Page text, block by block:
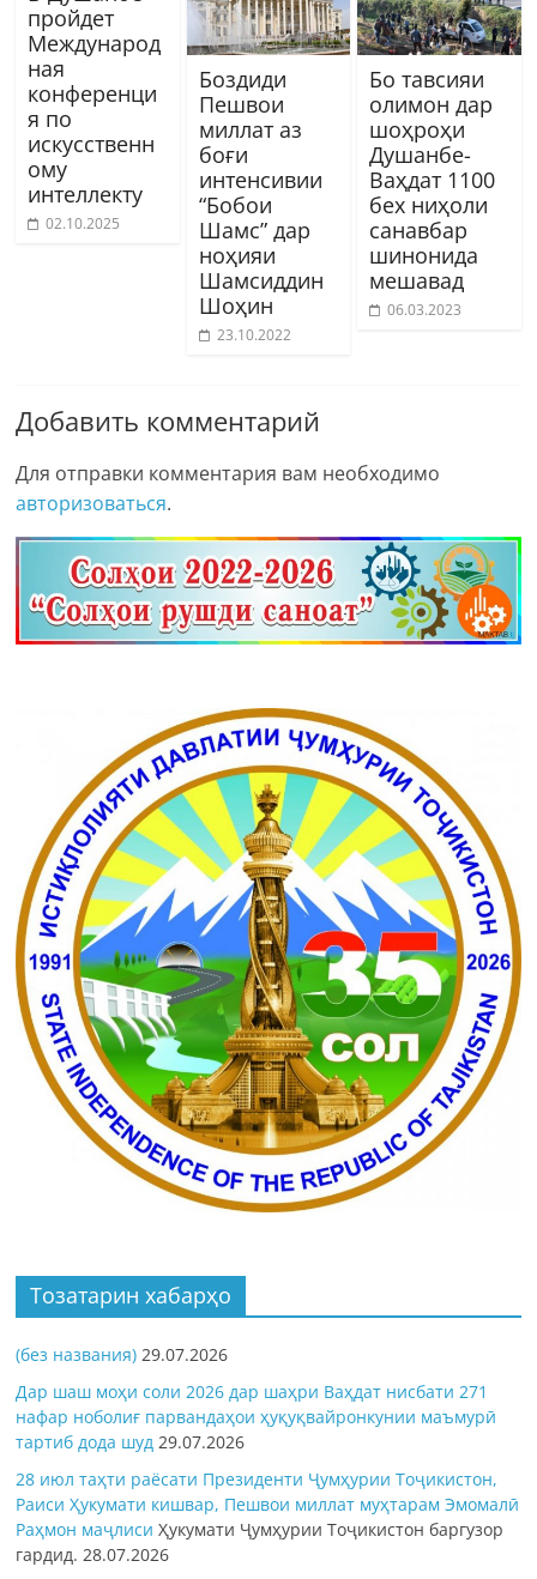
пройдет
Международ
ная
конференци
я по
искусственн
ому
интеллекту
02.10.2025
Боздиди
Пешвои
миллат аз
боғи
интенсивии
“Бобои
Шамс” дар
ноҳияи
Шамсиддин
Шоҳин
23.10.2022
Бо тавсияи
олимон дар
шоҳроҳи
Душанбе-
Ваҳдат 1100
бех ниҳоли
санавбар
шинонида
мешавад
06.03.2023
Добавить комментарий
Для отправки комментария вам необходимо
авторизоваться.
Тозатарин хабарҳо
(без названия) 29.07.2026
Дар шаш моҳи соли 2026 дар шаҳри Ваҳдат нисбати 271
нафар ноболиғ парвандаҳои ҳуқуқвайронкунии маъмурӣ
тартиб дода шуд 29.07.2026
28 июл таҳти раёсати Президенти Ҷумҳурии Тоҷикистон,
Раиси Ҳукумати кишвар, Пешвои миллат муҳтарам Эмомалӣ
Раҳмон маҷлисиҲукумати Ҷумҳурии Тоҷикистон баргузор
гардид.28.07.2026